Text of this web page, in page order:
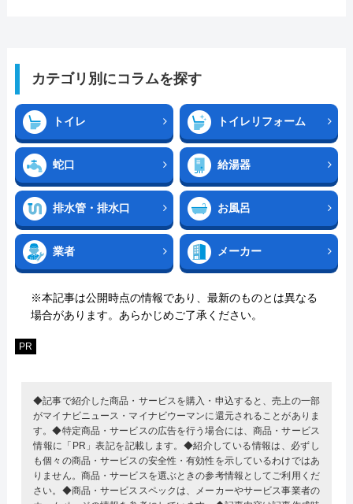
カテゴリ別にコラムを探す
トイレ トイレリフォーム
蛇口 給湯器
排水管・排水口 お風呂
業者 メーカー
※本記事は公開時点の情報であり、最新のものとは異なる
場合があります。あらかじめご了承ください。
PR
◆記事で紹介した商品・サービスを購入・申込すると、売上の一部
がマイナビニュース・マイナビウーマンに還元されることがありま
す。◆特定商品・サービスの広告を行う場合には、商品・サービス
情報に「PR」表記を記載します。◆紹介している情報は、必ずし
も個々の商品・サービスの安全性・有効性を示しているわけではあ
りません。商品・サービスを選ぶときの参考情報としてご利用くだ
さい。◆商品・サービススペックは、メーカーやサービス事業者の